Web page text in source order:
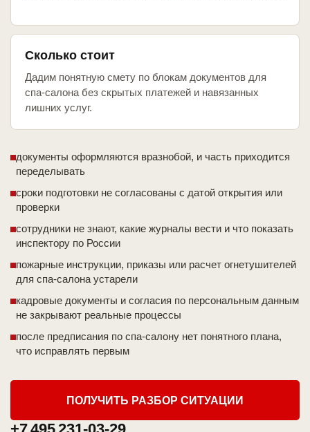
Сколько стоит
Дадим понятную смету по блокам документов для
спа-салона без скрытых платежей и навязанных
лишних услуг.
документы оформляются вразнобой, и часть приходится
переделывать
сроки подготовки не согласованы с датой открытия или
проверки
сотрудники не знают, какие журналы вести и что показать
инспектору по России
пожарные инструкции, приказы или расчет огнетушителей
для спа-салона устарели
кадровые документы и согласия по персональным данным
не закрывают реальные процессы
после предписания по спа-салону нет понятного плана,
что исправлять первым
ПОЛУЧИТЬ РАЗБОР СИТУАЦИИ